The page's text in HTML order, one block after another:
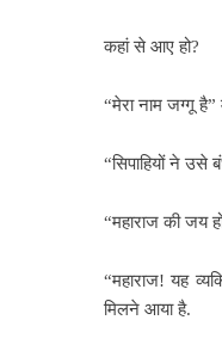
कहां से आए हो?
“मेरा नाम जग्गू है”
“सिपाहियों ने उसे
“महाराज की जय
“महाराज! यह
मिलने आया है.